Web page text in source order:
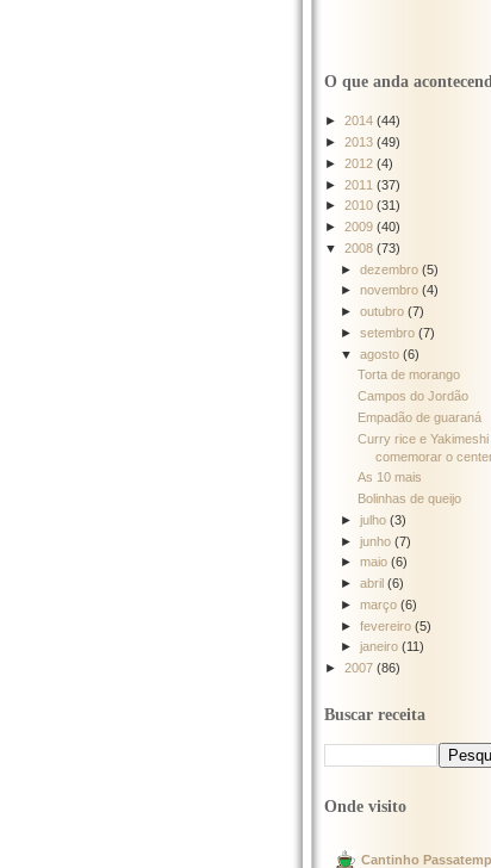
O que anda
► 2014 (44)
► 2013 (49)
► 2012 (4)
► 2011 (37)
► 2010 (31)
► 2009 (40)
▼ 2008 (73)
►dezembro(5)
►novembro(4)
►outubro(7)
►setembro(7)
▼agosto(6)
Torta de morango
Campos do Jordão
Empadão de guaraná
Curry rice e Yakimeshi
comemorar o
As 10 mais
Bolinhas de queijo
►julho(3)
►junho(7)
►maio(6)
►abril(6)
►março(6)
►fevereiro(5)
►janeiro(11)
► 2007 (86)
Buscar receita
Onde visito
Cantinho